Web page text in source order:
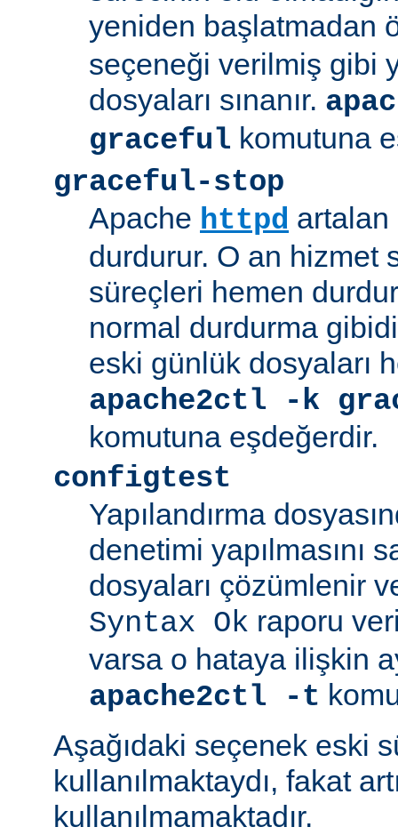
yeniden başlatmadan
seçeneği verilmiş gibi
dosyaları sınanır.
graceful komutuna
graceful-stop
Apache httpd
durdurur. O an hizmet
süreçleri hemen
normal durdurma
eski günlük dosyaları
apache2ctl -k
komutuna eşdeğerdir.
configtest
Yapılandırma
denetimi yapılmasını
dosyaları çözümlenir
Syntax Ok raporu
varsa o hataya ilişkin
apache2ctl -t
Aşağıdaki seçenek eski
kullanılmaktaydı, fakat
kullanılmamaktadır.